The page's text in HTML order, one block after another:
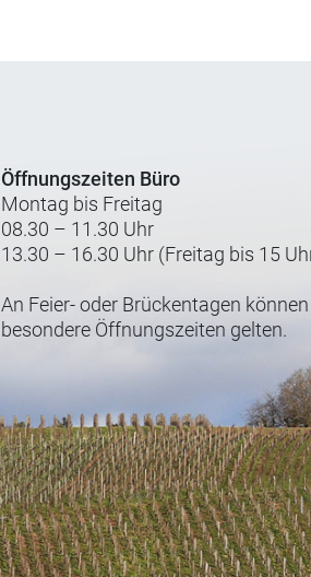
Öffnungszeiten Büro
Montag bis Freitag
08.30 – 11.30 Uhr
13.30 – 16.30 Uhr (Freitag bis 15
An Feier- oder Brückentagen können
besondere Öffnungszeiten gelten.